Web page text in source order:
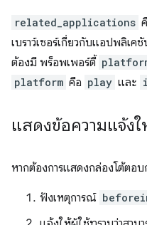
related_applications
เบราว์เซอร์เกี่ยวกับแอปพลิเ
ต้องมี พร็อพเพอร์ตี้
platform คือ play และ
แสดงข้อความแจ้ง
หากต้องการแสดงกล่องโต้ตอ
ฟังเหตุการณ์